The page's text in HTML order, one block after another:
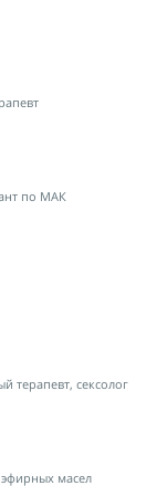
по МАК
терапевт, сексолог
масел